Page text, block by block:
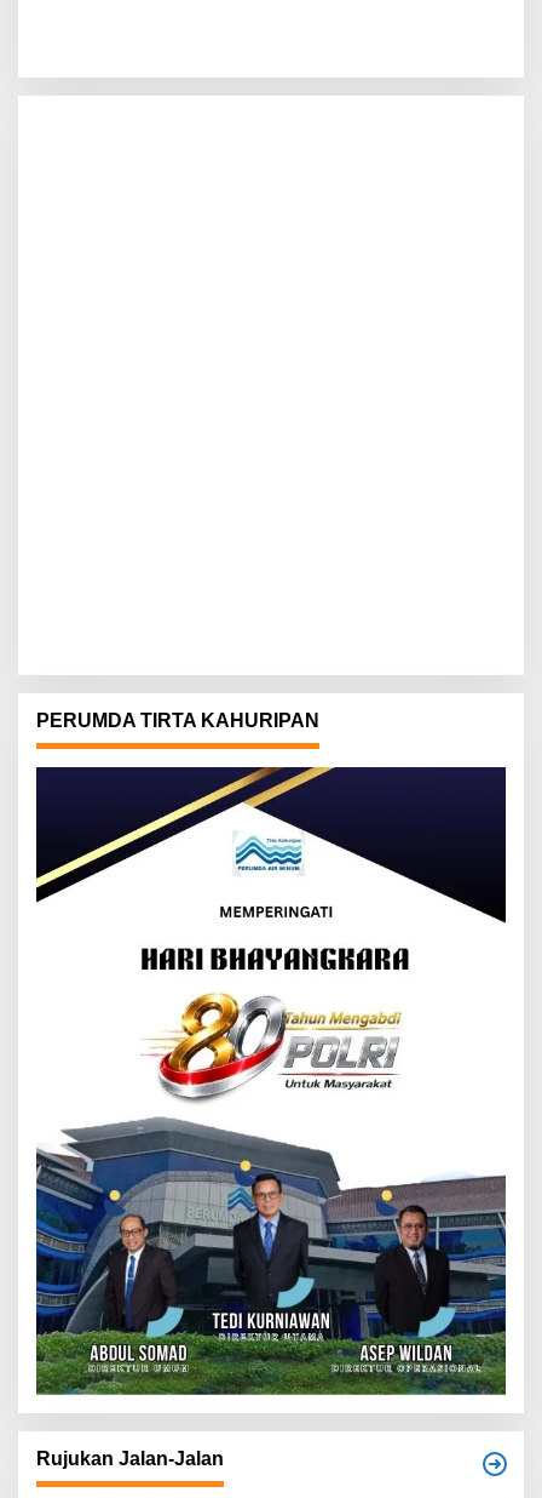
PERUMDA TIRTA KAHURIPAN
Rujukan Jalan-Jalan